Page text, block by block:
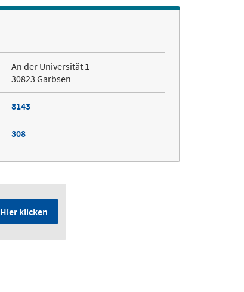
An der Universität 1
30823 Garbsen
8143
308
Hier klicken